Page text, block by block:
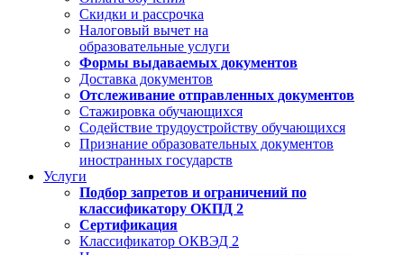
Скидки и рассрочка
Налоговый вычет на
образовательные услуги
Формы выдаваемых документов
Доставка документов
Отслеживание отправленных документов
Стажировка обучающихся
Содействие трудоустройству обучающихся
Признание образовательных документов
иностранных государств
Услуги
Подбор запретов и ограничений по
классификатору ОКПД 2
Сертификация
Классификатор ОКВЭД 2